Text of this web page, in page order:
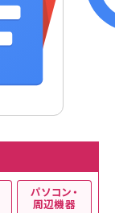
パソコン・
周辺機器